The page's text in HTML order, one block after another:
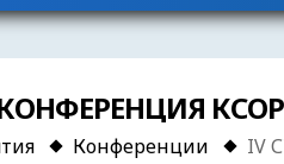
Конференции IV